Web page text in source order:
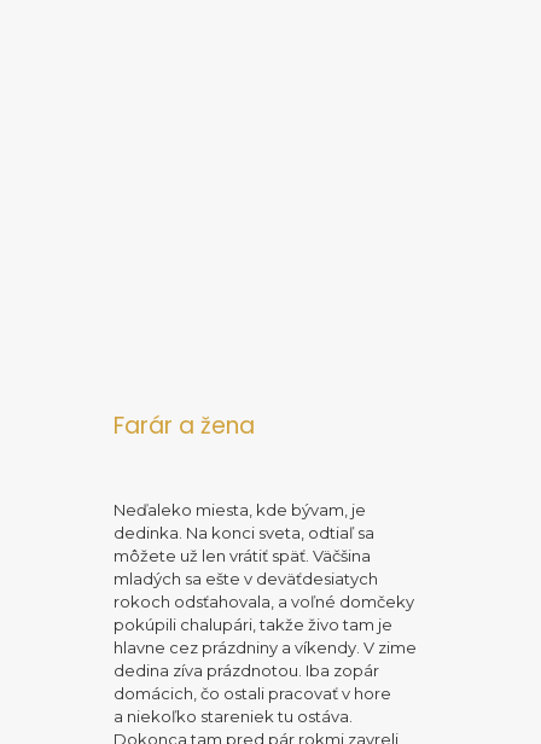
Farár a žena
Neďaleko miesta, kde bývam, je
dedinka. Na konci sveta, odtiaľ sa
môžete už len vrátiť späť. Väčšina
mladých sa ešte v deväťdesiatych
rokoch odsťahovala, a voľné domčeky
pokúpili chalupári, takže živo tam je
hlavne cez prázdniny a víkendy. V zime
dedina zíva prázdnotou. Iba zopár
domácich, čo ostali pracovať v hore
a niekoľko stareniek tu ostáva.
Dokonca tam pred pár rokmi zavreli